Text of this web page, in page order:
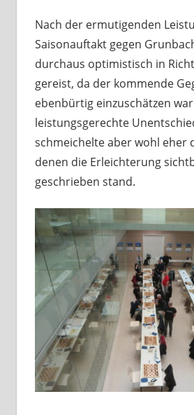
Nach der ermutigenden
Saisonauftakt gegen
durchaus optimistisch in
gereist, da der kommende
ebenbürtig einzuschätzen
leistungsgerechte
schmeichelte aber wohl eher
denen die Erleichterung
geschrieben stand.